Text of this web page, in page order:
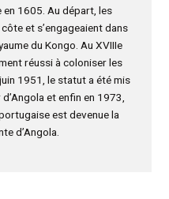
en 1605. Au départ, les
et s’engageaient dans
du Kongo. Au XVIIIe
réussi à coloniser les
1951, le statut a été mis
et enfin en 1973,
est devenue la
d’Angola.